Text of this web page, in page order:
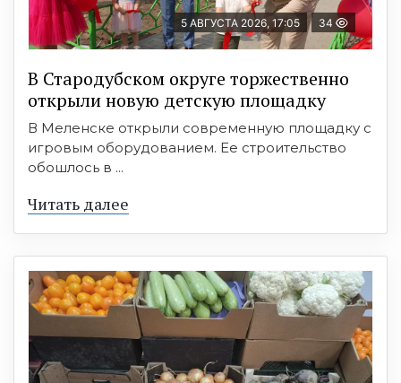
5 АВГУСТА 2026, 17:05 34
В Стародубском округе торжественно
открыли новую детскую площадку
В Меленске открыли современную площадку с
игровым оборудованием. Ее строительство
обошлось в ...
Читать далее